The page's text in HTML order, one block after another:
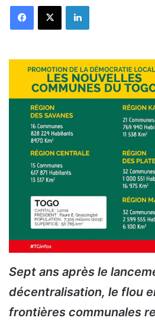
FacebookX Linkedin
Sept ans après le
décentralisation, le flou
frontières communales